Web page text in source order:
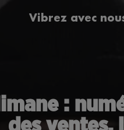
Vibrez avec
: